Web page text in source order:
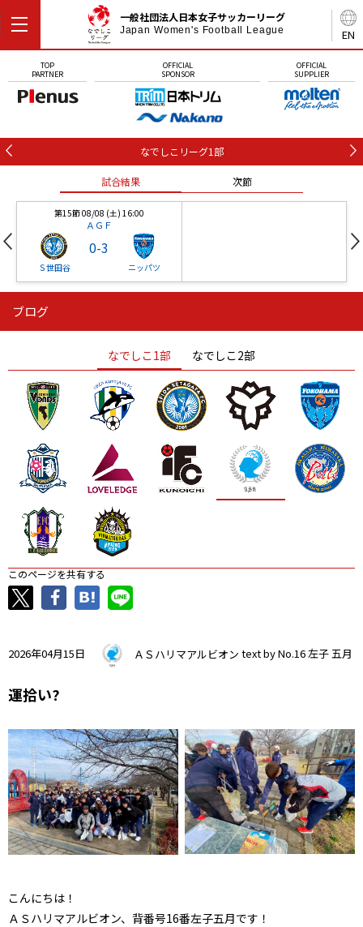
EN
一般社団法人日本女子サッカーリーグ
Japan Women's Football League
TOP
PARTNER
OFFICIAL
SPONSOR
OFFICIAL
SUPPLIER
なでしこリーグ1部
試合結果 次節
第15節 08/08 (土) 16:00
ＡＧＦ
Ｓ世田谷
0-3
ニッパツ
ニッパツ
ニッパツ 名古屋
石人の星
静岡 愛媛Ｌ
ブログ
なでしこ1部 なでしこ2部
このページを共有する
2026年04月15日 ＡＳハリマアルビオン text by No.16 左子 五月
運拾い?
こんにちは！
ＡＳハリマアルビオン、背番号16番左子五月です！